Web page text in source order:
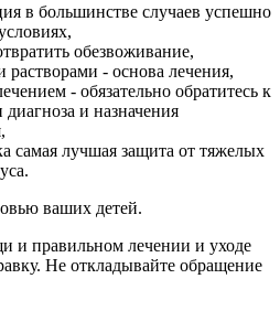
в большинстве случаев успешно
обезвоживание,
- основа лечения,
- обязательно обратитесь к
и назначения
самая лучшая защита от тяжелых
ваших детей.
и правильном лечении и уходе
Не откладывайте обращение